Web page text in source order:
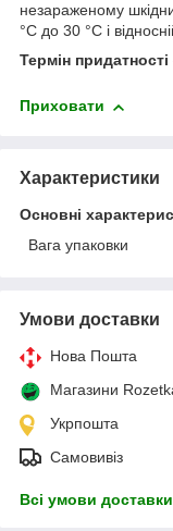
незараженому
°С до 30 °С і
Термін придатності
Приховати
Характеристики
Основні
Вага упаковки
Умови доставки
Нова Пошта
Магазини
Укрпошта
Самовивіз
Всі умови доставки